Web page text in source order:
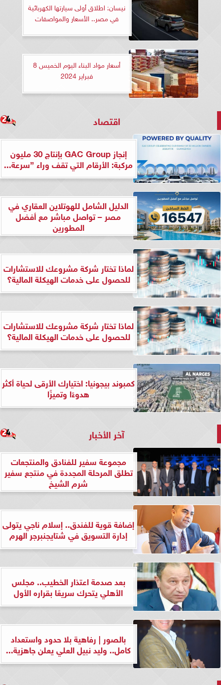
نيسان: اطلاق أولى سيارتها الكهربائية
في مصر.. الأسعار والمواصفات
أسعار مواد البناء اليوم الخميس 8
فبراير 2024
اقتصاد
إنجاز GAC Group بإنتاج 30 مليون
مركبة: الأرقام التي تقف وراء ”سرعة...
الدليل الشامل للهوتلاين العقاري في
مصر – تواصل مباشر مع أفضل
المطورين
لماذا تختار شركة مشروعك للاستشارات
للحصول على خدمات الهيكلة المالية؟
لماذا تختار شركة مشروعك للاستشارات
للحصول على خدمات الهيكلة المالية؟
كمبوند بيجونيا: اختيارك الأرقى لحياة أكثر
هدوءًا وتميزًا
آخر الأخبار
مجموعة سفير للفنادق والمنتجعات
تطلق المرحلة المجددة في منتجع سفير
شرم الشيخ
إضافة قوية للفندق.. إسلام ناجي يتولى
إدارة التسويق في شتايجنبرجر الهرم
بعد صدمة اعتذار الخطيب.. مجلس
الأهلي يتحرك سريعًا بقراره الأول
بالصور | رفاهية بلا حدود واستعداد
كامل.. وليد نبيل العلي يعلن جاهزية...